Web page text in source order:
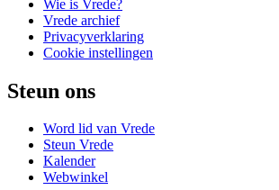
Wie is Vrede?
Vrede archief
Privacyverklaring
Cookie instellingen
Steun ons
Word lid van Vrede
Steun Vrede
Kalender
Webwinkel